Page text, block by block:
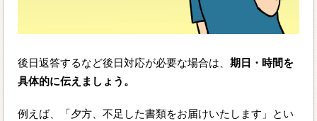
後日返答するなど後日対応が必要な場合は、期日・時間を
具体的に伝えましょう。
例えば、「夕方、不足した書類をお届けいたします」とい